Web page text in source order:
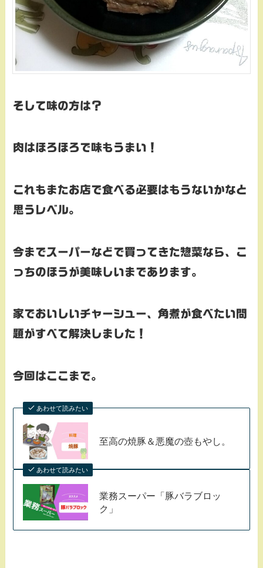
そして味の方は？
肉はほろほろで味もうまい！
これもまたお店で食べる必要はもうないかなと
思うレベル。
今までスーパーなどで買ってきた惣菜なら、こ
っちのほうが美味しいまであります。
家でおいしいチャーシュー、角煮が食べたい問
題がすべて解決しました！
今回はここまで。
あわせて読みたい
至高の焼豚＆悪魔の壺もやし。
あわせて読みたい
業務スーパー「豚バラブロッ
ク」